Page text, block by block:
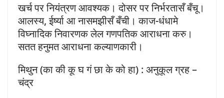
खर्च पर नियंत्रण आवश्यक। दोसर पर निर्भरतासँ बँचू।
आलस्य, ईर्ष्या आ नासमझीसँ बँची। काज-धंधामे
विघ्नादिक निवारणक लेल गणपतिक आराधना करु।
सतत हनुमत आराधना कल्याणकारी।
मिथुन (का की कू घ गं छा के को हा) : अनुकूल ग्रह –
चंद्र